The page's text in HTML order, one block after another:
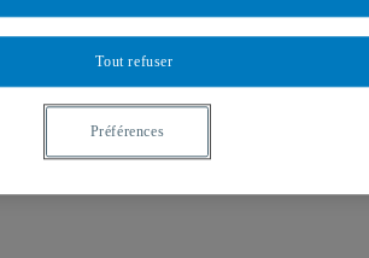
de la programmation
Centre de design de
Tout refuser
Préférences